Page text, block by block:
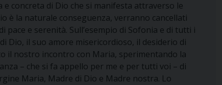
e concreta di Dio che si manifesta attraverso le
è la naturale conseguenza, verranno cancellati
e serenità. Sull’esempio di Sofonia e di tutti i
Dio, il suo amore misericordioso, il desiderio di
il nostro incontro con Maria, sperimentando la
– che si fa appello per me e per tutti voi – di
Maria, Madre di Dio e Madre nostra. Lo